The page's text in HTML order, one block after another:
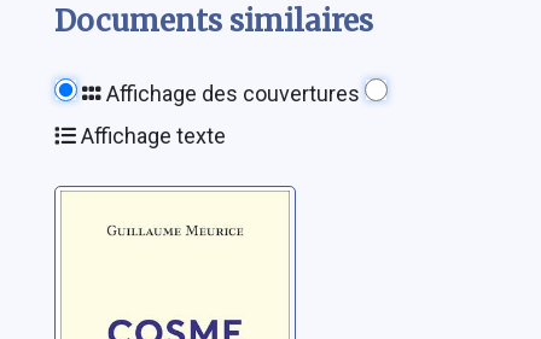
Documents similaires
Affichage des couvertures
Affichage texte